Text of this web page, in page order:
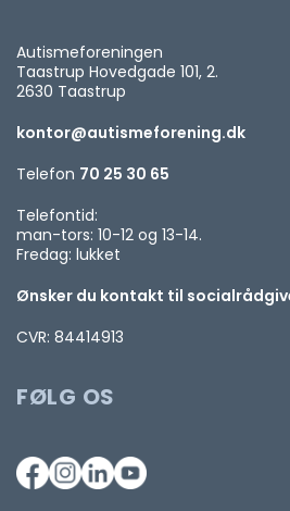
Autismeforeningen
Taastrup Hovedgade 101, 2.
2630 Taastrup
kontor@autismeforening.dk
Telefon 70 25 30 65
Telefontid:
man-tors: 10-12 og 13-14.
Fredag: lukket
Ønsker du kontakt til
CVR: 84414913
FØLG OS